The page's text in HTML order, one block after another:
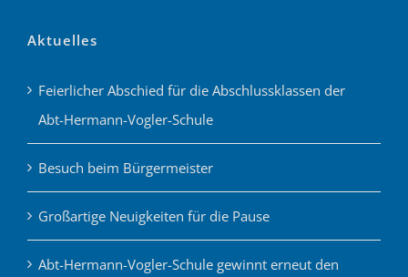
Aktuelles
Feierlicher Abschied für die Abschlussklassen der
Abt-Hermann-Vogler-Schule
Besuch beim Bürgermeister
Großartige Neuigkeiten für die Pause
Abt-Hermann-Vogler-Schule gewinnt erneut den